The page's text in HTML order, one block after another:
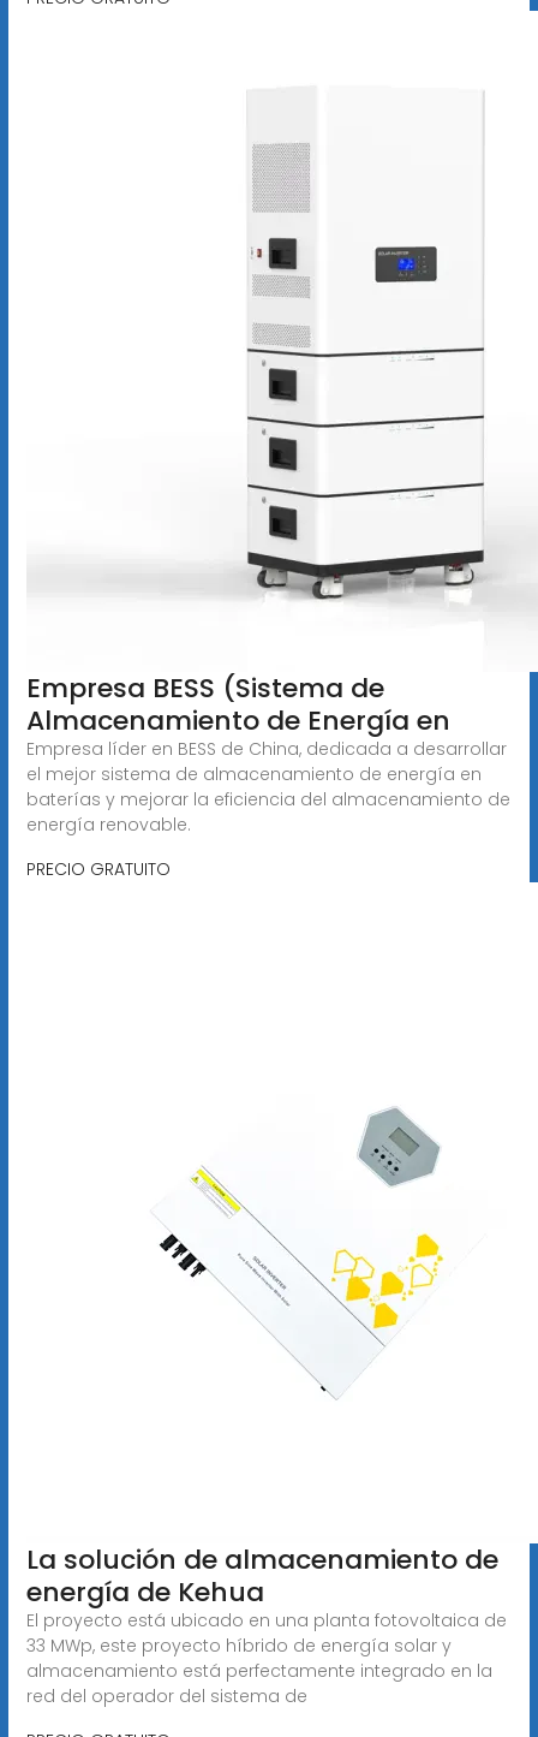
Empresa BESS (Sistema de
Almacenamiento de Energía en
Empresa líder en BESS de China, dedicada a desarrollar
el mejor sistema de almacenamiento de energía en
baterías y mejorar la eficiencia del almacenamiento de
energía renovable.
PRECIO GRATUITO
La solución de almacenamiento de
energía de Kehua
El proyecto está ubicado en una planta fotovoltaica de
33 MWp, este proyecto híbrido de energía solar y
almacenamiento está perfectamente integrado en la
red del operador del sistema de